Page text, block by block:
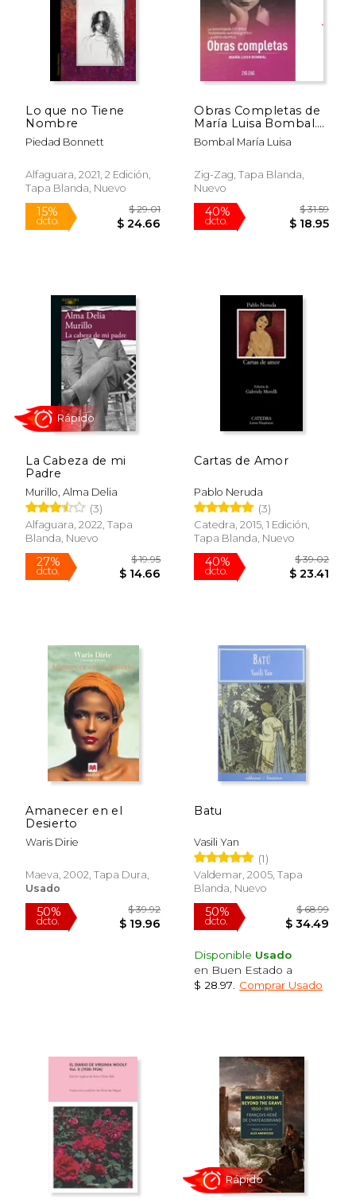
Lo que no Tiene
Nombre
Piedad Bonnett
Alfaguara, 2021, 2 Edición,
Tapa Blanda, Nuevo
15%
dcto. $ 24.66
Obras Completas de
María Luisa Bombal.
Tomo 2
Bombal María Luisa
Zig-Zag, Tapa Blanda,
Nuevo
40%
dcto.
La Cabeza de mi
Padre
Murillo, Alma Delia
(3)
Alfaguara, 2022, Tapa
Blanda, Nuevo
dcto.
Rápido
Cartas de Amor
Pablo Neruda
(3)
Catedra, 2015, 1 Edición,
Tapa Blanda, Nuevo
40%
dcto.
Amanecer en el
Desierto
Waris Dirie
Maeva, 2002, Tapa Dura,
Usado
50%
dcto. $ 19.96
Batu
Vasili Yan
(1)
Valdemar, 2005, Tapa
Blanda, Nuevo
50%
dcto.
Disponible Usado
en Buen Estado a
$ 28.97
Comprar Usado